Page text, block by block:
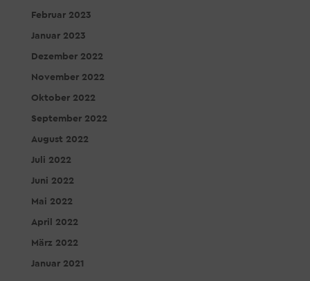
Februar 2023
Januar 2023
Dezember 2022
November 2022
Oktober 2022
September 2022
August 2022
Juli 2022
Juni 2022
Mai 2022
April 2022
März 2022
Januar 2021